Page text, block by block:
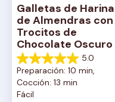
Galletas de Harina
de Almendras con
Trocitos de
Chocolate Oscuro
5.0
5.0
de
5
estrellas.
Preparación: 10 min,
Cocción: 13 min
Fácil